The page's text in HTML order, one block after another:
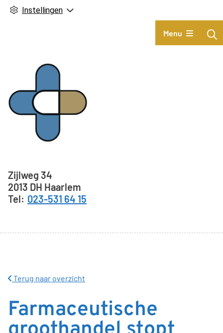
Instellingen
Hoofdmenu
Menu
Adresgegevens
Zijlweg 34
2013 DH Haarlem
023-531 64 15
Terug naar overzicht
Farmaceutische